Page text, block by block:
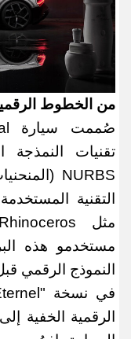
من الخطوط
صُممت سيارة
تقنيات النمذجة
NURBS (
التقنية
مثل Rhinoceros
مستخدمو هذه
النموذج الرقمي
في نسخة "Blanc Éternel"
الرقمية الخفية